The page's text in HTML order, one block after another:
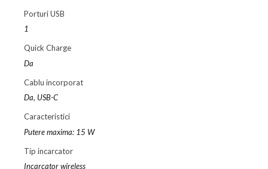
Porturi USB
1
Quick Charge
Da
Cablu incorporat
Da, USB-C
Caracteristici
Putere maxima: 15 W
Tip incarcator
Incarcator wireless